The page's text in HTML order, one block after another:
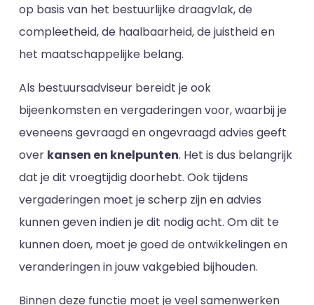
op basis van het bestuurlijke draagvlak, de
compleetheid, de haalbaarheid, de juistheid en
het maatschappelijke belang.
Als bestuursadviseur bereidt je ook
bijeenkomsten en vergaderingen voor, waarbij je
eveneens gevraagd en ongevraagd advies geeft
over kansen en knelpunten. Het is dus belangrijk
dat je dit vroegtijdig doorhebt. Ook tijdens
vergaderingen moet je scherp zijn en advies
kunnen geven indien je dit nodig acht. Om dit te
kunnen doen, moet je goed de ontwikkelingen en
veranderingen in jouw vakgebied bijhouden.
Binnen deze functie moet je veel samenwerken